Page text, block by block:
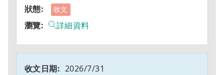
收文
詳細資料
2026/7/31